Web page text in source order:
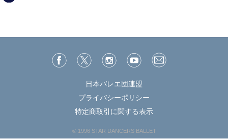
日本バレエ団連盟
プライバシーポリシー
特定商取引に関する表示
© 1996 STAR DANCERS BALLET